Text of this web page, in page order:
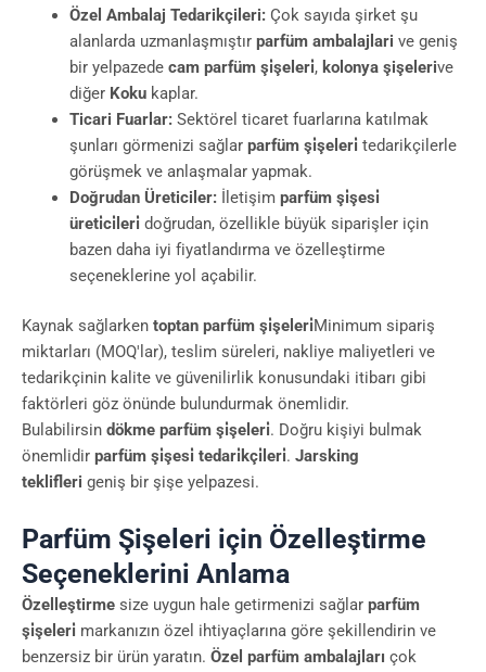
Özel Ambalaj Tedarikçileri:Çok sayıda şirket şu
alanlarda uzmanlaşmıştır parfüm ambalajlari ve geniş
bir yelpazede cam parfüm şi̇şeleri̇, kolonya şişelerive
diğer Kokukaplar.
Ticari Fuarlar:Sektörel ticaret fuarlarına katılmak
şunları görmenizi sağlar parfüm şi̇şeleri̇ tedarikçilerle
görüşmek ve anlaşmalar yapmak.
Doğrudan Üreticiler:İletişim parfüm şi̇şesi̇
üreti̇ci̇leri̇ doğrudan, özellikle büyük siparişler için
bazen daha iyi fiyatlandırma ve özelleştirme
seçeneklerine yol açabilir.
Kaynak sağlarken toptan parfüm şi̇şeleri̇Minimum sipariş
miktarları (MOQ'lar), teslim süreleri, nakliye maliyetleri ve
tedarikçinin kalite ve güvenilirlik konusundaki itibarı gibi
faktörleri göz önünde bulundurmak önemlidir.
Bulabilirsin dökme parfüm şi̇şeleri̇. Doğru kişiyi bulmak
önemlidir parfüm şi̇şesi̇ tedari̇kçi̇leri̇. Jarsking
teklifleri geniş bir şişe yelpazesi.
Parfüm Şişeleri için Özelleştirme
Seçeneklerini Anlama
Özelleştirme size uygun hale getirmenizi sağlar parfüm
şi̇şeleri̇ markanızın özel ihtiyaçlarına göre şekillendirin ve
benzersiz bir ürün yaratın. Özel parfüm ambalajları çok